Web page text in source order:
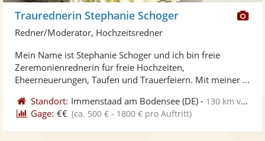
Traurednerin Stephanie Schoger
Redner/Moderator, Hochzeitsredner
Mein Name ist Stephanie Schoger und ich bin freie
Zeremonienrednerin für freie Hochzeiten,
Eheerneuerungen, Taufen und Trauerfeiern. Mit meiner ...
Standort: Immenstaad am Bodensee (DE) - 130 km von Schwäbisch Gmünd
Gage: €€ (ca. 500 € - 1800 € pro Auftritt)